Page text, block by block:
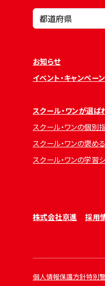
お知らせ
イベント・キャンペー
スクール・ワンが選ば
スクール・ワンの個別
スクール・ワンの褒め
スクール・ワンの学習
株式会社京進 採用
個人情報保護方針特別